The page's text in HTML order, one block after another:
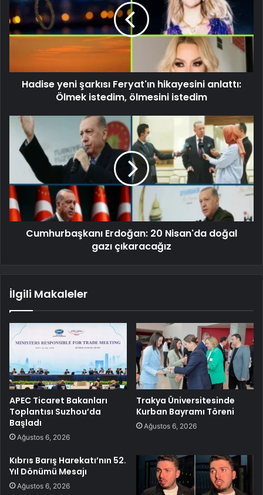
Hadise yeni şarkısı Feryat'ın hikayesini anlattı:
Ölmek istedim, ölmesini istedim
Cumhurbaşkanı Erdoğan: 20 Nisan'da doğal
gazı çıkaracağız
İlgili Makaleler
APEC Ticaret Bakanları
Toplantısı Suzhou’da
Başladı
Ağustos 6, 2026
Trakya Üniversitesinde
Kurban Bayramı Töreni
Ağustos 6, 2026
Kıbrıs Barış Harekatı’nın 52.
Yıl Dönümü Mesajı
Ağustos 6, 2026